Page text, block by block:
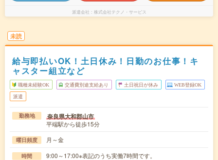
派遣会社 株式会社テクノ・サービス
未読
給与即払いOK！土日休み！日勤のお仕事！キ
ャスター組立など
職種未経験OK 交通費別途支給あり 土日祝日が休み WEB登録OK
派遣
勤務地 奈良県大和郡山市
平端駅から徒歩15分
曜日頻度 月～金
時間 9:00～17:00※表記のうち実働7時間です。